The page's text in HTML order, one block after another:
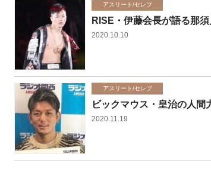
アスリート/セレブ
RISE・伊藤会長が語る那
2020.10.10
アスリート/セレブ
ビックマウス・皇治の人間
2020.11.19